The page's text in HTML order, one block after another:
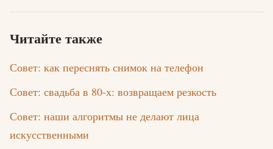
Читайте также
Совет: как переснять снимок на телефон
Совет: свадьба в 80-х: возвращаем резкость
Совет: наши алгоритмы не делают лица
искусственными